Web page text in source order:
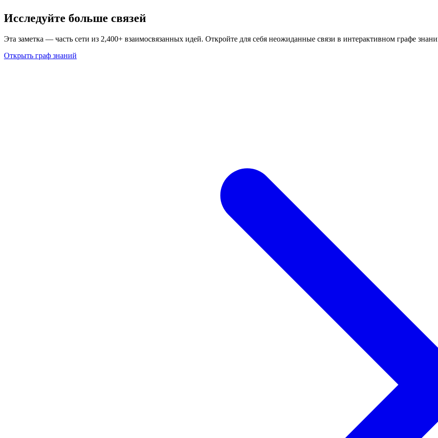
Исследуйте больше связей
Эта заметка — часть сети из 2,400+ взаимосвязанных идей. Откройте для себя неожиданные связи в интерактивном графе
Открыть граф знаний